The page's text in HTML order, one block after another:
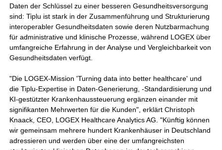
Daten der Schlüssel zu einer besseren Gesundheitsversorgung
sind: Tiplu ist stark in der Zusammenführung und Strukturierung
interoperabler Gesundheitsdaten sowie deren Nutzbarmachung
für administrative und klinische Prozesse, während LOGEX über
umfangreiche Erfahrung in der Analyse und Vergleichbarkeit von
Gesundheitsdaten verfügt.
"Die LOGEX-Mission 'Turning data into better healthcare' und
die Tiplu-Expertise in Daten-Generierung, -Standardisierung und
KI-gestützter Krankenhaussteuerung ergänzen einander mit
signifikanten Mehrwerten für die Kunden", erklärt Christoph
Knaack, CEO, LOGEX Healthcare Analytics AG. "Künftig können
wir gemeinsam mehrere hundert Krankenhäuser in Deutschland
adressieren und werden über eine der umfangreichsten